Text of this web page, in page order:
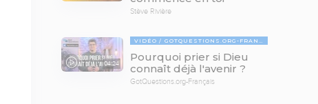
Stève Rivière
04:24
VIDÉO GOTQUESTIONS.ORG-FRANÇAIS
Pourquoi prier si Dieu
connaît déjà l'avenir ?
GotQuestions.org-Français